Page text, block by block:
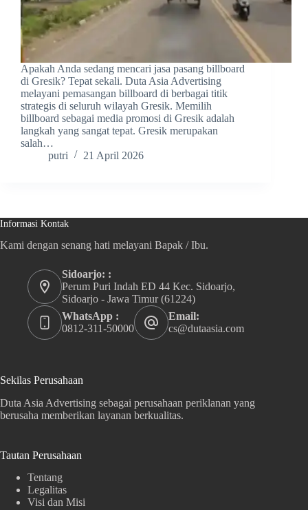
Apakah Anda sedang mencari jasa pasang billboard
di Gresik? Tepat sekali. Duta Asia Advertising
melayani pemasangan billboard di berbagai titik
strategis di seluruh wilayah Gresik. Memilih
billboard sebagai media promosi di Gresik adalah
langkah yang sangat tepat. Gresik merupakan
salah…
putri
21 April 2026
Informasi Kontak
Kami dengan senang hati melayani Bapak / Ibu.
Sidoarjo: :
Perum Puri Indah ED 44 Kec. Sidoarjo,
Sidoarjo - Jawa Timur (61224)
WhatsApp :
0812-311-50000
Email:
cs@dutaasia.com
Sekilas Perusahaan
Duta Asia Advertising sebagai perusahaan periklanan yang
berusaha memberikan layanan berkualitas.
Tautan Perusahaan
Tentang
Legalitas
Visi dan Misi